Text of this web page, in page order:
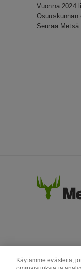
Vuonna 2024
Osuuskunnan
Seuraa Metsä
Käytämme evästeitä,